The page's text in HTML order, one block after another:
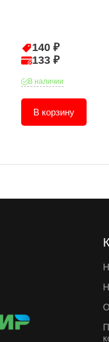
140 ₽
133 ₽
В наличии
В корзину